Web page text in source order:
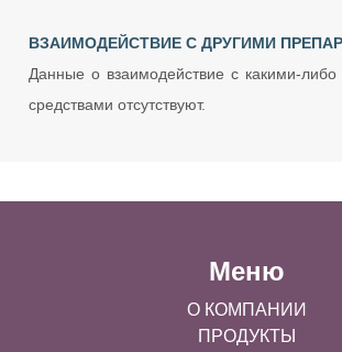
ВЗАИМОДЕЙСТВИЕ С ДРУГИМИ
Данные о взаимодействие с какими-либо
средствами отсутствуют.
Меню
О КОМПАНИИ
ПРОДУКТЫ